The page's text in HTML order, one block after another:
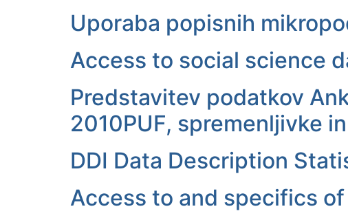
Uporaba popisnih
Access to social science
Predstavitev podatkov
2010PUF, spremenljivke
DDI Data Description
Access to and specifics